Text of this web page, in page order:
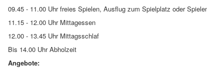
09.45 - 11.00 Uhr freies Spielen, Ausflug zum Spielplatz oder
11.15 - 12.00 Uhr Mittagessen
12.00 - 13.45 Uhr Mittagsschlaf
Bis 14.00 Uhr Abholzeit
Angebote: